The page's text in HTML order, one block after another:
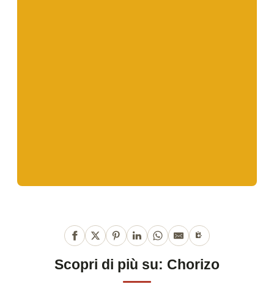
Scopri di più su: Chorizo